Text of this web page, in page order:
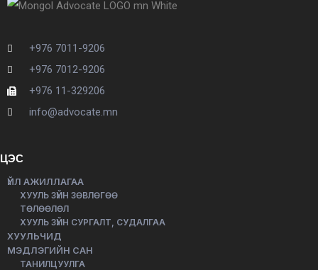
+976 7011-9206
+976 7012-9206
+976 11-329206
info@advocate.mn
ЦЭС
ҮЙЛ АЖИЛЛАГАА
ХУУЛЬ ЗҮЙН ЗӨВЛӨГӨӨ
ТӨЛӨӨЛӨЛ
ХУУЛЬ ЗҮЙН СУРГАЛТ, СУДАЛГАА
ХУУЛЬЧИД
МЭДЛЭГИЙН САН
ТАНИЛЦУУЛГА